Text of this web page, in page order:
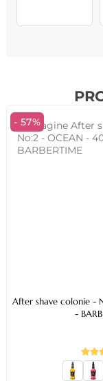
- 57%
After shave colonie -
-